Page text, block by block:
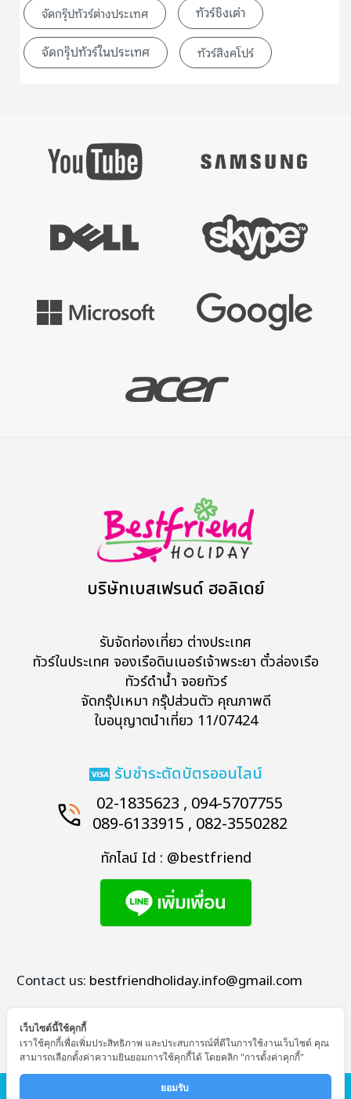
จัดกรุ๊ปทัวร์ต่างประเทศ ทัวร์ชิงเต่า
จัดกรุ๊ปทัวร์ในประเทศ ทัวร์สิงคโปร์
บริษัทเบสเฟรนด์ ฮอลิเดย์
รับจัดท่องเที่ยว ต่างประเทศ
ทัวร์ในประเทศ จองเรือดินเนอร์เจ้าพระยา ตั๋วล่องเรือ
ทัวร์ดำน้ำ จอยทัวร์
จัดกรุ๊ปเหมา กรุ๊ปส่วนตัว คุณภาพดี
ใบอนุญาตนำเที่ยว 11/07424
รับชำระตัดบัตรออนไลน์
02-1835623 , 094-5707755
089-6133915 , 082-3550282
ทักไลน์ Id : @bestfriend
Contact us: bestfriendholiday.info@gmail.com
© Copyright - Bestfriend Holiday
เว็บไซต์นี้ใช้คุกกี้
เราใช้คุกกี้เพื่อเพิ่มประสิทธิภาพ และประสบการณ์ที่ดีในการใช้งานเว็บไซต์ คุณ
สามารถเลือกตั้งค่าความยินยอมการใช้คุกกี้ได้ โดยคลิก "การตั้งค่าคุกกี้"
ยอมรับ